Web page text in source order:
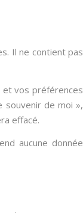
Il ne contient pas
et vos préférences
souvenir de moi »,
effacé.
aucune donnée